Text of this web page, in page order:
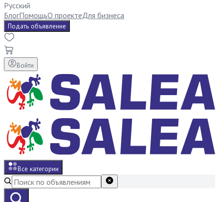
Русский
БлогПомощьО проектеДля бизнеса
Подать объявление
Войти
Все категории